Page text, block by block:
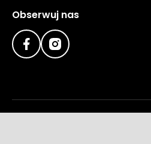
Obserwuj nas